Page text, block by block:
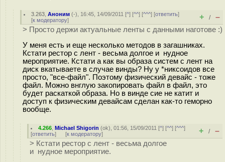
3.263 ,Аноним (-), 16:45, 14/09/2011 [^] [^^] [^^^] [ответить]
[к модератору] + / –
> Просто держи актуальные ленты с данными наготове :)
У меня есть и еще несколько методов в загашниках.
Кстати рестор с лент - весьма долгое и нудное
мероприятие. Кстати а как вы образа систем с лент на
диск вкатываете в случае винды? Ну у *никсоидов все
просто, "все-файл". Поэтому физический девайс - тоже
файл. Можно внглую закопировать файл в файл, это
будет раскаткой образа. Но в винде сие не катит и
доступ к физическим девайсам сделан как-то геморно
вообще.
4.266 ,Michael Shigorin (ok), 01:56, 15/09/2011 [^] [^^] [^^^]
[ответить] [к модератору] + / –
> Кстати рестор с лент - весьма долгое
и нудное мероприятие.